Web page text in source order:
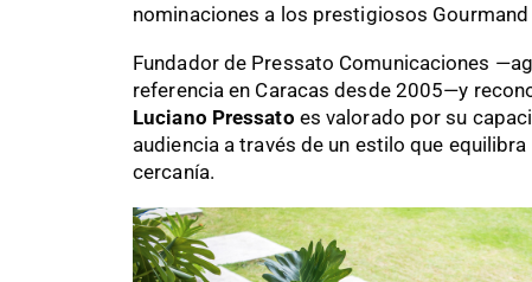
nominaciones a los prestigiosos
Fundador de Pressato Comunicaciones
referencia en Caracas desde 2005—y
Luciano Pressato es valorado por su
audiencia a través de un estilo que
cercanía.